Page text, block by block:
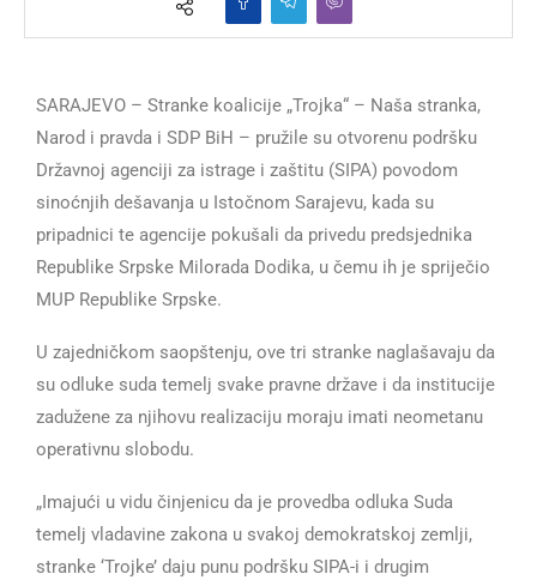
SARAJEVO – Stranke koalicije „Trojka“ – Naša stranka,
Narod i pravda i SDP BiH – pružile su otvorenu podršku
Državnoj agenciji za istrage i zaštitu (SIPA) povodom
sinoćnjih dešavanja u Istočnom Sarajevu, kada su
pripadnici te agencije pokušali da privedu predsjednika
Republike Srpske Milorada Dodika, u čemu ih je spriječio
MUP Republike Srpske.
U zajedničkom saopštenju, ove tri stranke naglašavaju da
su odluke suda temelj svake pravne države i da institucije
zadužene za njihovu realizaciju moraju imati neometanu
operativnu slobodu.
„Imajući u vidu činjenicu da je provedba odluka Suda
temelj vladavine zakona u svakoj demokratskoj zemlji,
stranke ‘Trojke’ daju punu podršku SIPA-i i drugim